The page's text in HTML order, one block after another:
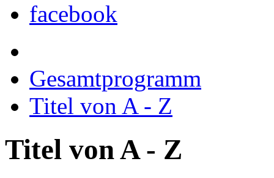
facebook
Gesamtprogramm
Titel von A - Z
Titel von A - Z